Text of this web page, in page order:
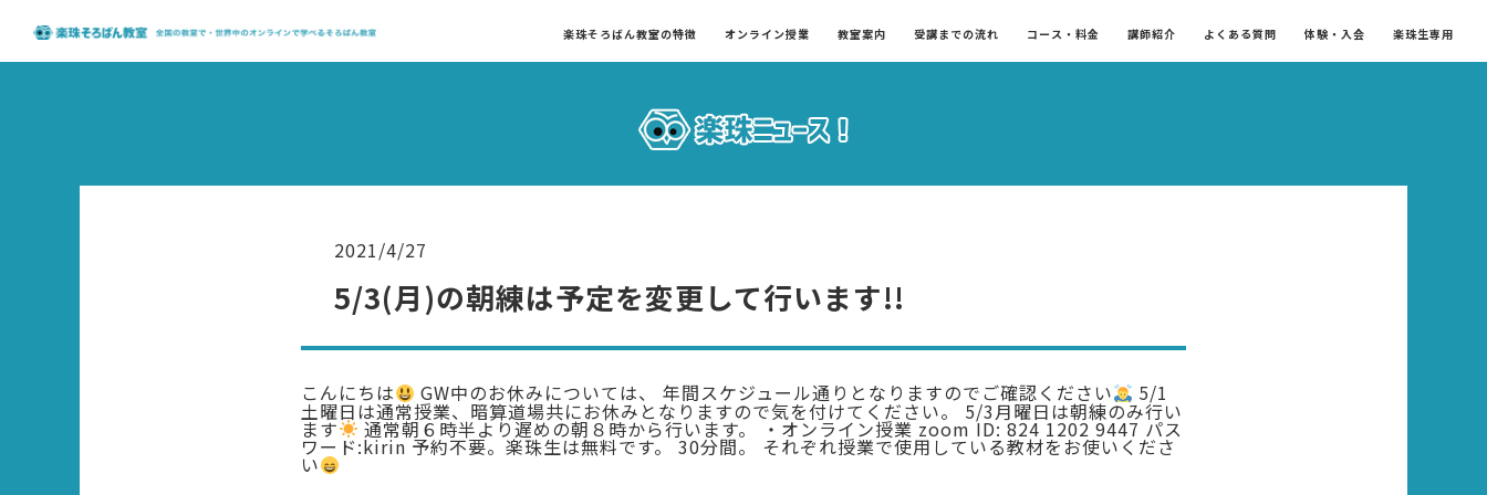
楽珠そろばん教室の特徴 オンライン授業 教室案内 受講までの流れ コース・料金 講師紹介 よくある質問 体験・入会 楽珠生専用
2021/4/27
5/3(月)の朝練は予定を変更して行います!!
こんにちは GW中のお休みについては、 年間スケジュール通りとなりますのでご確認ください 5/1
土曜日は通常授業、暗算道場共にお休みとなりますので気を付けてください。 5/3月曜日は朝練のみ行い
ます 通常朝６時半より遅めの朝８時から行います。 ・オンライン授業 zoom ID: 824 1202 9447 パス
ワード:kirin 予約不要。楽珠生は無料です。 30分間。 それぞれ授業で使用している教材をお使いくださ
い